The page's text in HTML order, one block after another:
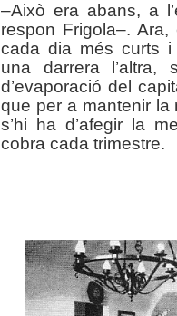
–Això era abans, a
respon Frigola–.
cada dia més curts i
una darrera l’altra,
d’evaporació del
que per a mantenir la
s’hi ha d’afegir la
cobra cada trimestre.